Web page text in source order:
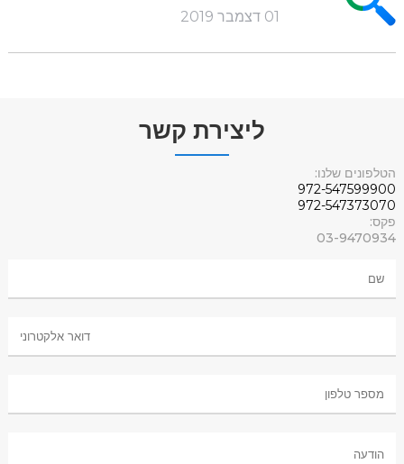
01 דצמבר 2019
ליצירת קשר
הטלפונים שלנו:
972-547599900
972-547373070
פקס:
03-9470934